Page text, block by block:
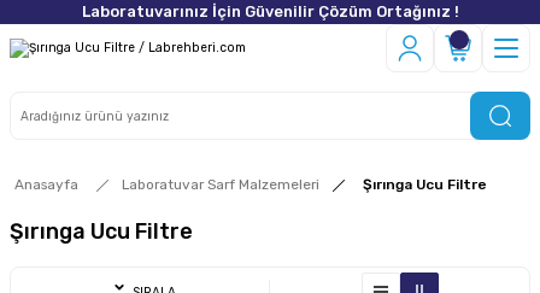
Laboratuvarınız İçin Güvenilir Çözüm Ortağınız !
Anasayfa Laboratuvar Sarf Malzemeleri Şırınga Ucu Filtre
Şırınga Ucu Filtre